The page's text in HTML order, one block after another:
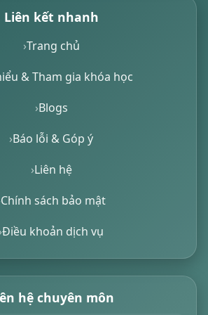
Liên kết nhanh
Trang chủ
& Tham gia khóa học
Blogs
Báo lỗi & Góp ý
Liên hệ
Chính sách bảo mật
Điều khoản dịch vụ
hệ chuyên môn